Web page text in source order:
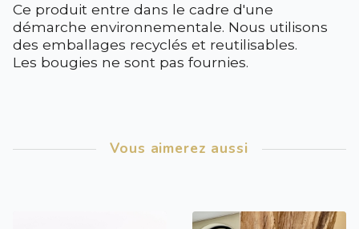
Ce produit entre dans le cadre d'une
démarche environnementale. Nous utilisons
des emballages recyclés et reutilisables.
Les bougies ne sont pas fournies.
Vous aimerez aussi